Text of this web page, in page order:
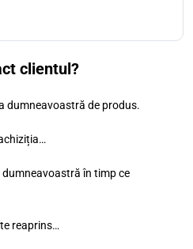
clientul?
dumneavoastră de produs.
în timp ce
reaprins…